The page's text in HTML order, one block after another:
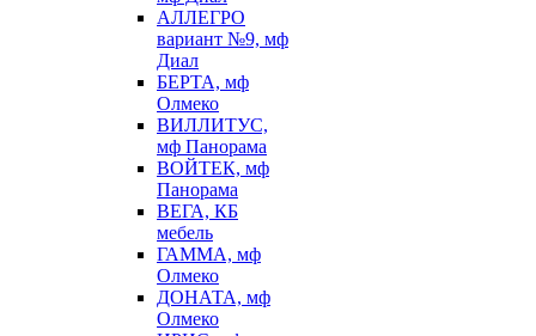
АЛЛЕГРО
вариант №9, мф
Диал
БЕРТА, мф
Олмеко
ВИЛЛИТУС,
мф Панорама
ВОЙТЕК, мф
Панорама
ВЕГА, КБ
мебель
ГАММА, мф
Олмеко
ДОНАТА, мф
Олмеко